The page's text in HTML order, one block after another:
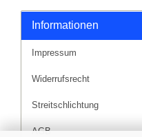
Informationen
Impressum
Widerrufsrecht
Streitschlichtung
AGB